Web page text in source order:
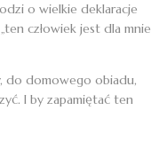
o wielkie deklaracje
człowiek jest dla mnie
do domowego obiadu,
I by zapamiętać ten